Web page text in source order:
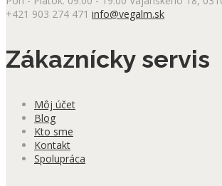
+421 903 274 471 info@vegalm.sk
Zákaznícky servis
Môj účet
Blog
Kto sme
Kontakt
Spolupráca